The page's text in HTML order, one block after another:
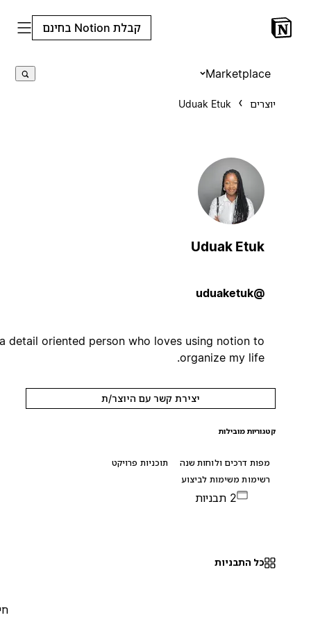
קבלת Notion בחינם
Marketplace
Uduak Etuk
Uduak Etuk
I'm a detail oriented person who loves using notion to
organize my life.
יצירת קשר עם היוצר/ת
קטגוריות מובילות
מפות דרכים ולוחות שנה
תוכניות פרויקט
רשימות משימות לביצוע
כל התבניות
0